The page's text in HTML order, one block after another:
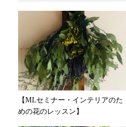
【MLセミナー・インテリアのた
めの花のレッスン】